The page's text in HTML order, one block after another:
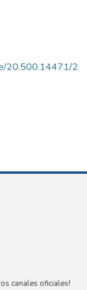
20.500.14471/2
canales oficiales!